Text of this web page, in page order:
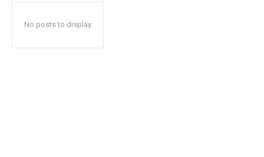
No posts to display